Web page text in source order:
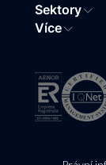
Sektory
Více